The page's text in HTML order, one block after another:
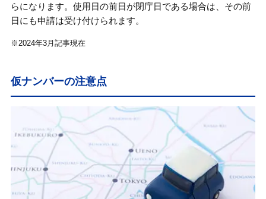
らになります。使用日の前日が閉庁日である場合は、その前
日にも申請は受け付けられます。
※2024年3月記事現在
仮ナンバーの注意点